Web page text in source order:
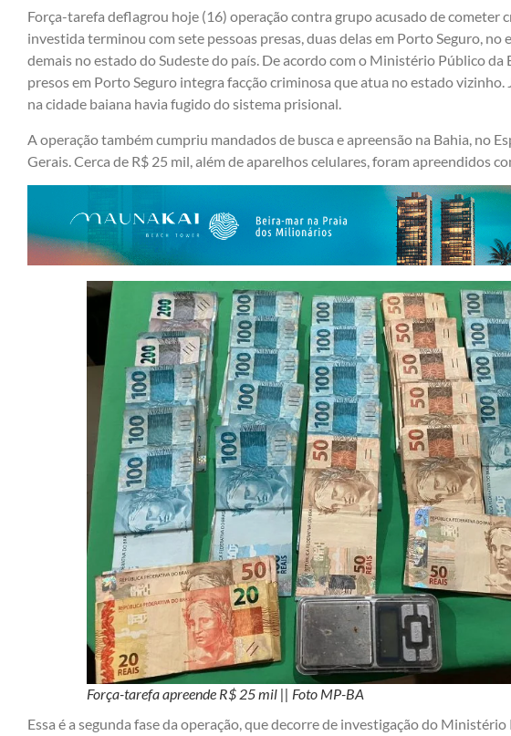
Força-tarefa deflagrou hoje (16) operação contra grupo acusado de cometer
investida terminou com sete pessoas presas, duas delas em Porto Seguro, no
demais no estado do Sudeste do país. De acordo com o Ministério Público da
presos em Porto Seguro integra facção criminosa que atua no estado
na cidade baiana havia fugido do sistema prisional.
A operação também cumpriu mandados de busca e apreensão na Bahia, no
Gerais. Cerca de R$ 25 mil, além de aparelhos celulares, foram apreendidos
Força-tarefa apreende R$ 25 mil || Foto MP-BA
Essa é a segunda fase da operação, que decorre de investigação do